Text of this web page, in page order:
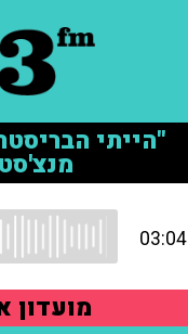
"הייתי
03:04
מועדון